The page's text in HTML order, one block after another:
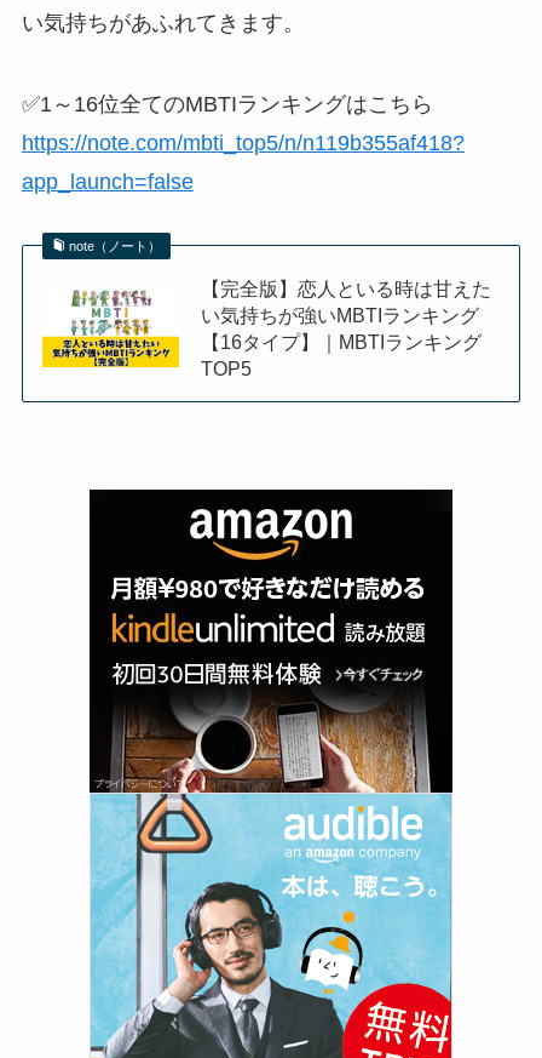
い気持ちがあふれてきます。
✅1～16位全てのMBTIランキングはこちら
https://note.com/mbti_top5/n/n119b355af418?
app_launch=false
note（ノート）
【完全版】恋人といる時は甘えた
い気持ちが強いMBTIランキング
【16タイプ】｜MBTIランキング
TOP5